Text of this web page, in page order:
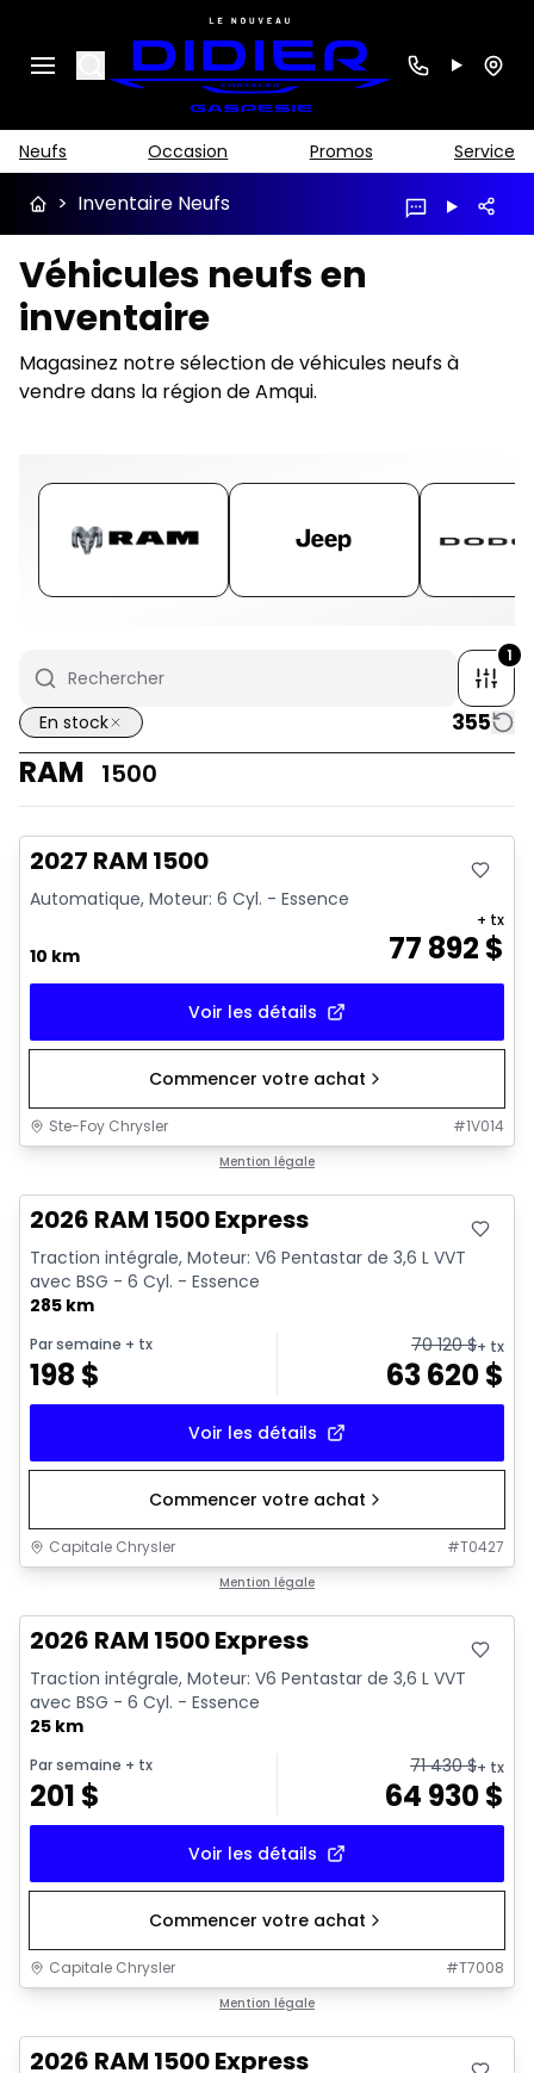
Search
Neufs Occasion Promos Service
> Inventaire Neufs
Véhicules neufs en
inventaire
Magasinez notre sélection de véhicules neufs à
vendre dans la région de Amqui.
1
En stock 355
RAM 1500
En stock
2027 RAM 1500
Automatique, Moteur: 6 Cyl. - Essence
10 km 77 892 $
+ tx
Voir les détails
Commencer votre achat
Ste-Foy Chrysler #1V014
Mention légale
2026 RAM 1500 Express
Traction intégrale, Moteur: V6 Pentastar de 3,6 L VVT
avec BSG - 6 Cyl. - Essence
285 km
Par semaine + tx
198 $
70 120$+ tx
63 620$
Voir les détails
Commencer votre achat
Capitale Chrysler #T0427
Mention légale
2026 RAM 1500 Express
Traction intégrale, Moteur: V6 Pentastar de 3,6 L VVT
avec BSG - 6 Cyl. - Essence
25 km
Par semaine + tx
201 $
71 430$+ tx
64 930$
Voir les détails
Commencer votre achat
Capitale Chrysler #T7008
Mention légale
2026 RAM 1500 Express